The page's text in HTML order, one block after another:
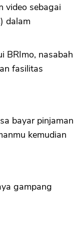
video sebagai
dalam
BRImo, nasabah
fasilitas
bayar pinjaman
kemudian
gampang